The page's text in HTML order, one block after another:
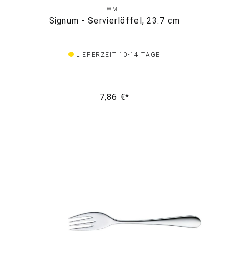
WMF
Signum - Servierlöffel, 23.7 cm
LIEFERZEIT 10-14 TAGE
7,86 €*